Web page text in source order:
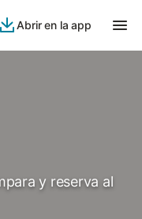
Abrir en la app
y reserva al